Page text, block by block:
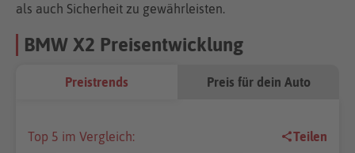
als auch Sicherheit zu gewährleisten.
BMW X2 Preisentwicklung
Preistrends Preis für dein Auto
Top 5 im Vergleich: Teilen